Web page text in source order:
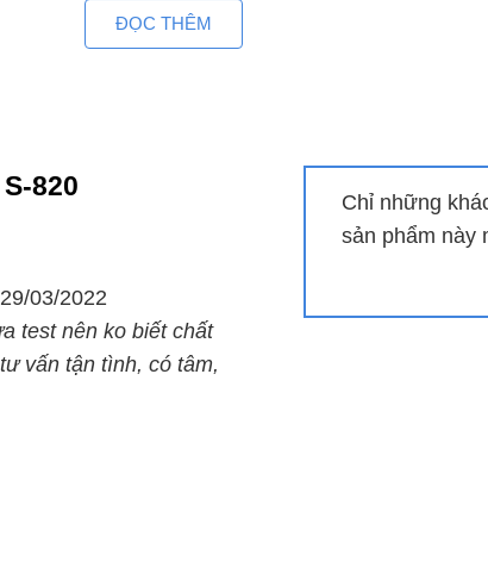
cho thời gian dùng tầm 3 tiếng 30 phút, mức tải
RCA Audio in/out, kết nối với micro có dây bên
nhớ SD) cho người dùng kết nối loa với các
chính.
ĐỌC THÊM
820
29/03/2022
test nên ko biết chất
vấn tận tình, có tâm,
Chỉ những
sản phẩm này